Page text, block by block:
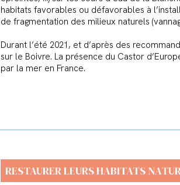
habitats favorables ou défavorables à
de fragmentation des milieux naturels
Durant l’été 2021, et d’après des
sur le Boivre. La présence du Castor
par la mer en France.
RESTAURER LEURS HABITATS